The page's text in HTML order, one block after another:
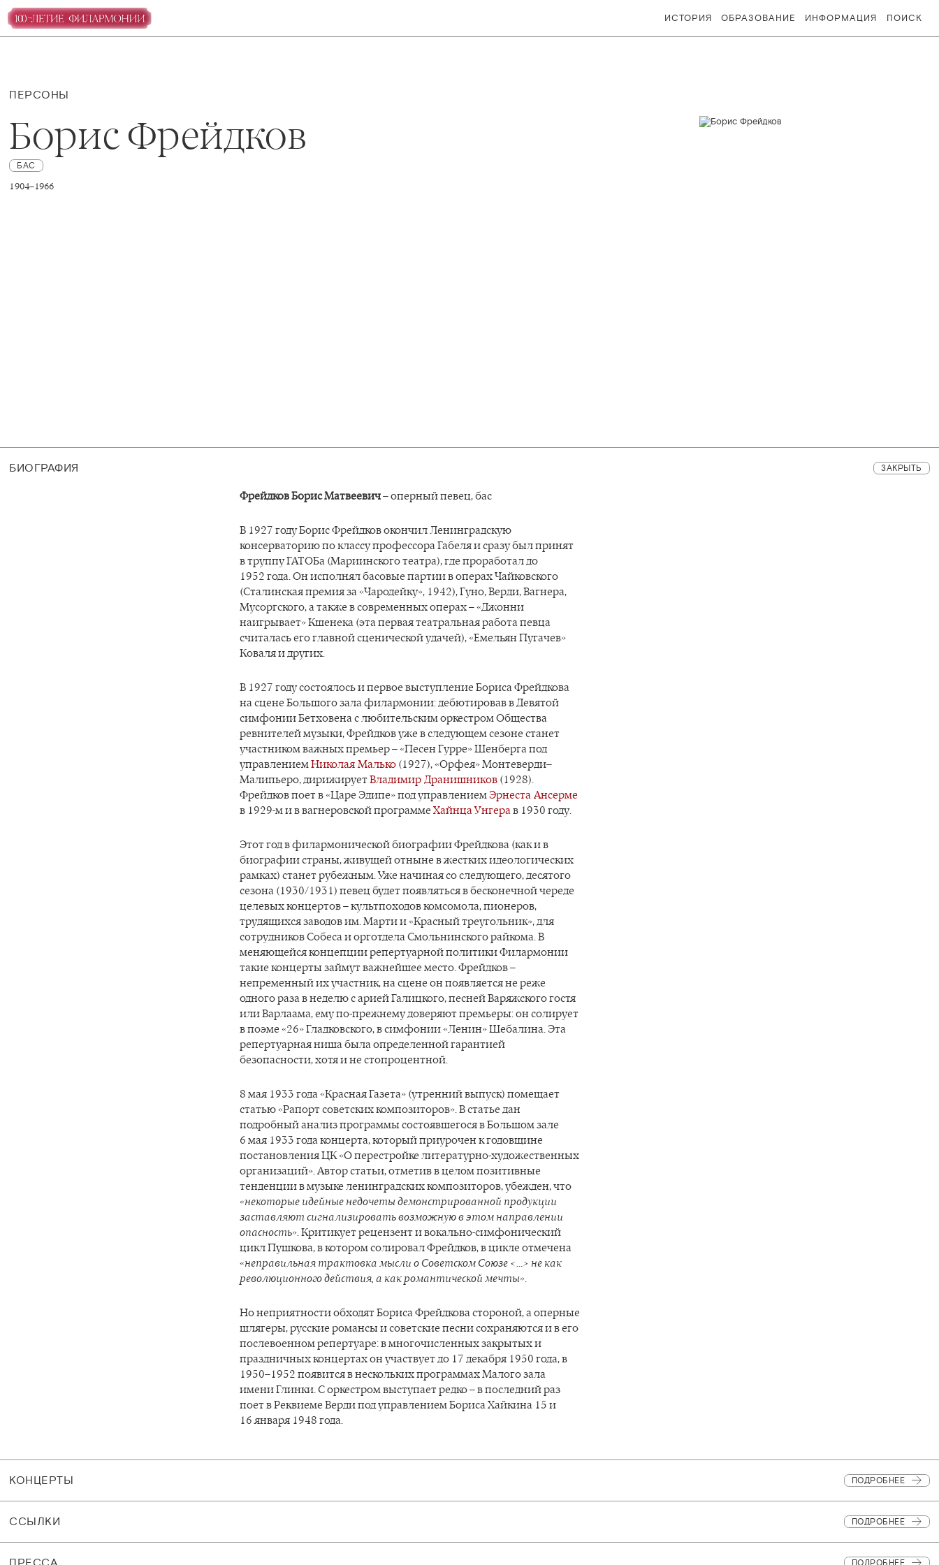
ИСТОРИЯ ОБРАЗОВАНИЕ ИНФОРМАЦИЯ ПОИСК
ПЕРСОНЫ
Борис Фрейдков
БАС
1904–1966
БИОГРАФИЯ ЗАКРЫТЬ
Фрейдков Борис Матвеевич– оперный певец, бас
В 1927 году Борис Фрейдков окончил Ленинградскую
консерваторию по классу профессора Габеля и сразу был принят
в труппу ГАТОБа (Мариинского театра), где проработал до
1952 года. Он исполнял басовые партии в операх Чайковского
(Сталинская премия за «Чародейку», 1942), Гуно, Верди, Вагнера,
Мусоргского, а также в современных операх – «Джонни
наигрывает» Кшенека (эта первая театральная работа певца
считалась его главной сценической удачей), «Емельян Пугачев»
Коваля и других.
В 1927 году состоялось и первое выступление Бориса Фрейдкова
на сцене Большого зала филармонии: дебютировав в Девятой
симфонии Бетховена с любительским оркестром Общества
ревнителей музыки, Фрейдков уже в следующем сезоне станет
участником важных премьер – «Песен Гурре» Шенберга под
управлениемНиколая Малько (1927), «Орфея» Монтеверди–
Малипьеро, дирижируетВладимир Дранишников(1928).
Фрейдков поет в «Царе Эдипе» под управлениемЭрнеста Ансерме
в 1929-м и в вагнеровской программе Хайнца Унгерав 1930 году.
Этот год в филармонической биографии Фрейдкова (как и в
биографии страны, живущей отныне в жестких идеологических
рамках) станет рубежным. Уже начиная со следующего, десятого
сезона (1930/1931) певец будет появляться в бесконечной череде
целевых концертов – культпоходов комсомола, пионеров,
трудящихся заводов им. Марти и «Красный треугольник», для
сотрудников Собеса и орготдела Смольнинского райкома. В
меняющейся концепции репертуарной политики Филармонии
такие концерты займут важнейшее место. Фрейдков –
непременный их участник, на сцене он появляется не реже
одного раза в неделю с арией Галицкого, песней Варяжского гостя
или Варлаама, ему по-прежнему доверяют премьеры: он солирует
в поэме «26» Гладковского, в симфонии «Ленин» Шебалина. Эта
репертуарная ниша была определенной гарантией
безопасности, хотя и не стопроцентной.
8 мая 1933 года «Красная Газета» (утренний выпуск) помещает
статью «Рапорт советских композиторов». В статье дан
подробный анализ программы состоявшегося в Большом зале
6 мая 1933 года концерта, который приурочен к годовщине
постановления ЦК «О перестройке литературно-художественных
организаций». Автор статьи, отметив в целом позитивные
тенденции в музыке ленинградских композиторов, убежден, что
«некоторые идейные недочеты демонстрированной продукции
заставляют сигнализировать возможную в этом направлении
опасность». Критикует рецензент и вокально-симфонический
цикл Пушкова, в котором солировал Фрейдков, в цикле отмечена
«неправильная трактовка мысли о Советском Союзе <…> не как
революционного действия, а как романтической мечты».
Но неприятности обходят Бориса Фрейдкова стороной, а оперные
шлягеры, русские романсы и советские песни сохраняются и в его
послевоенном репертуаре: в многочисленных закрытых и
праздничных концертах он участвует до 17 декабря 1950 года, в
1950–1952 появится в нескольких программах Малого зала
имени Глинки. С оркестром выступает редко – в последний раз
поет в Реквиеме Верди под управлением Бориса Хайкина 15 и
16 января 1948 года.
КОНЦЕРТЫ ПОДРОБНЕЕ
CСЫЛКИ ПОДРОБНЕЕ